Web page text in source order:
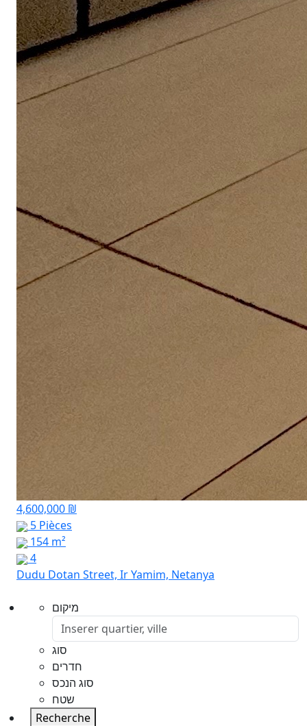
4,600,000 ₪
5 Pièces
154 m²
4
Dudu Dotan Street, Ir Yamim, Netanya
מיקום
סוג
חדרים
סוג הנכס
שטח
Recherche